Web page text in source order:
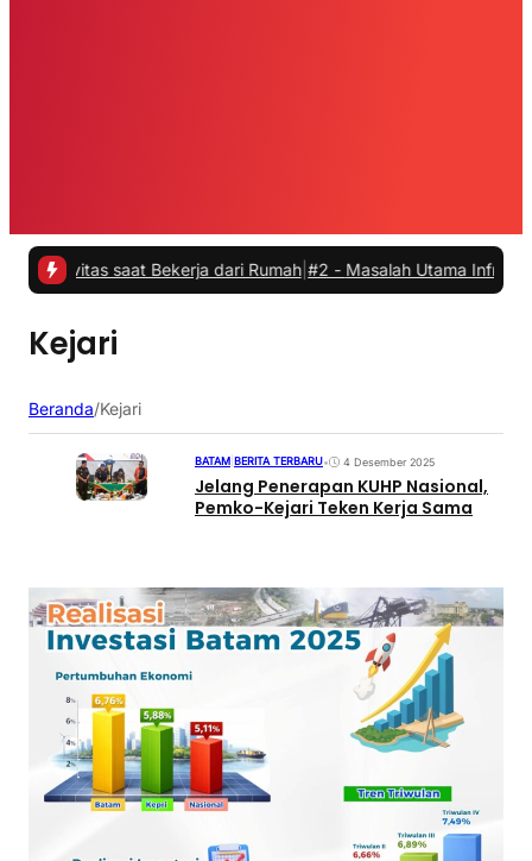
saat Bekerja dari Rumah |#2 -Masalah Utama Infrastruktur
Kejari
Beranda/Kejari
BATAM BERITA TERBARU• 4 Desember 2025
Jelang Penerapan KUHP Nasional,
Pemko-Kejari Teken Kerja Sama